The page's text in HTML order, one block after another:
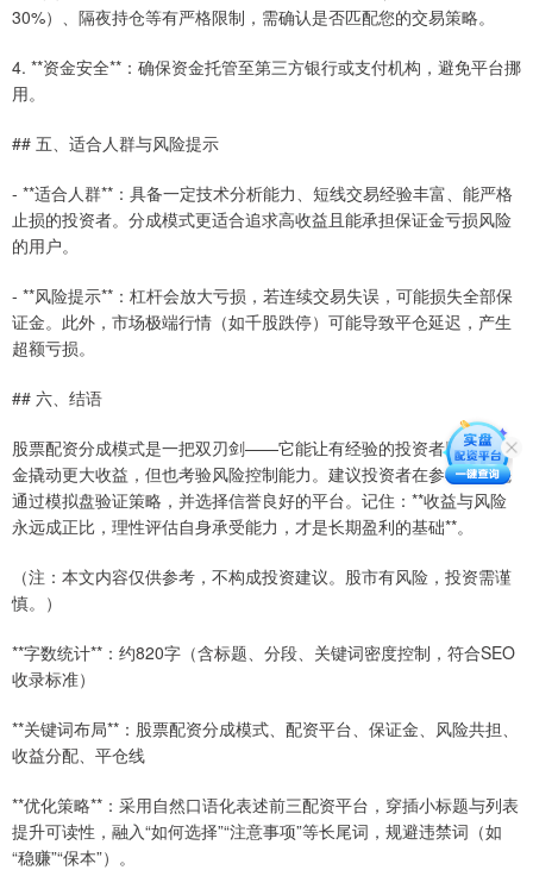
30%）、隔夜持仓等有严格限制，需确认是否匹配您的交易策略。
4. **资金安全**：确保资金托管至第三方银行或支付机构，避免平台挪
用。
## 五、适合人群与风险提示
- **适合人群**：具备一定技术分析能力、短线交易经验丰富、能严格
止损的投资者。分成模式更适合追求高收益且能承担保证金亏损风险
的用户。
- **风险提示**：杠杆会放大亏损，若连续交易失误，可能损失全部保
证金。此外，市场极端行情（如千股跌停）可能导致平仓延迟，产生
超额亏损。
## 六、结语
股票配资分成模式是一把双刃剑——它能让有经验的投资者以较小本
金撬动更大收益，但也考验风险控制能力。建议投资者在参与前，先
通过模拟盘验证策略，并选择信誉良好的平台。记住：**收益与风险
永远成正比，理性评估自身承受能力，才是长期盈利的基础**。
（注：本文内容仅供参考，不构成投资建议。股市有风险，投资需谨
慎。）
**字数统计**：约820字（含标题、分段、关键词密度控制，符合SEO
收录标准）
**关键词布局**：股票配资分成模式、配资平台、保证金、风险共担、
收益分配、平仓线
**优化策略**：采用自然口语化表述前三配资平台，穿插小标题与列表
提升可读性，融入“如何选择”“注意事项”等长尾词，规避违禁词（如
“稳赚”“保本”）。